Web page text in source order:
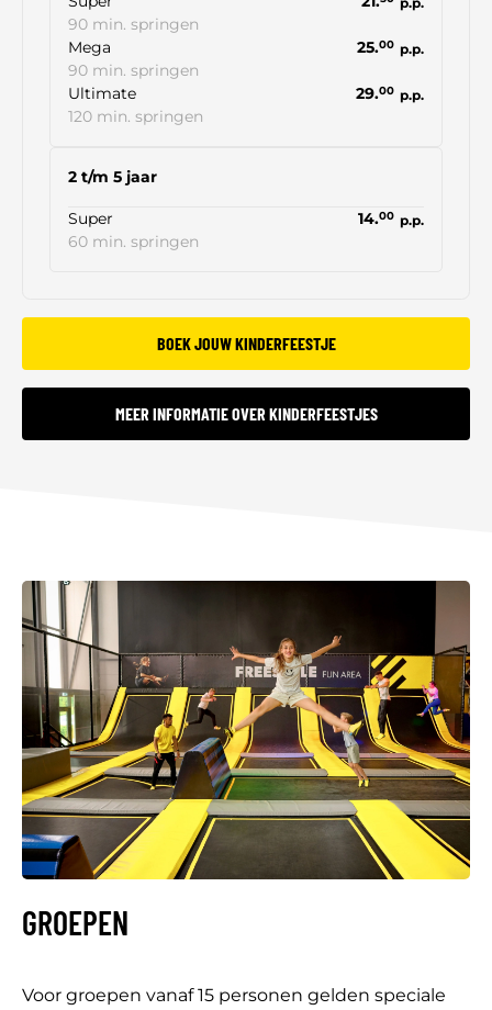
90 min. springen
Mega
90 min. springen
25.00 p.p.
Ultimate
120 min. springen
29.00 p.p.
2 t/m 5 jaar
Super
60 min. springen
14.00 p.p.
BOEK JOUW KINDERFEESTJE
MEER INFORMATIE OVER KINDERFEESTJES
GROEPEN
Voor groepen vanaf 15 personen gelden speciale